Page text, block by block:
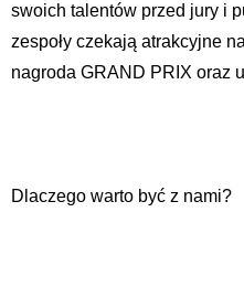
swoich talentów przed jury i
zespoły czekają atrakcyjne
nagroda GRAND PRIX oraz
Dlaczego warto być z nami?